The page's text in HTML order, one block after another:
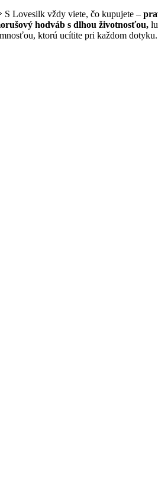
S Lovesilk vždy viete, čo kupujete –
hodváb s dlhou životnosťou,
ktorú ucítite pri každom dotyku.